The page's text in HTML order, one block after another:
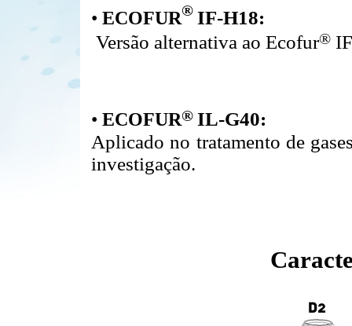
• ECOFUR® IF-H18:
Versão alternativa ao Ecofur®
• ECOFUR® IL-G40:
Aplicado no tratamento de
investigação.